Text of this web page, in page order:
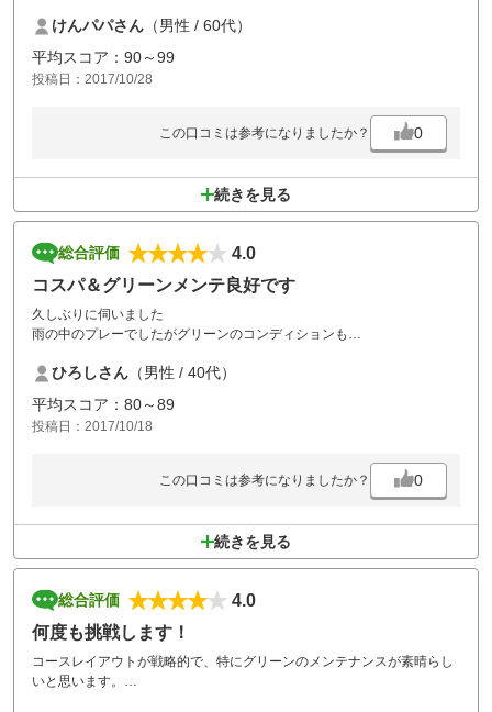
付き色が落ちません！すぐ落ちるものに変えた方が良いと思います。お
昼のカツ丼美味しかったです！
けんパパさん （男性 / 60代）
平均スコア：90～99
投稿日：2017/10/28
この口コミは参考になりましたか？ 0
続きを見る
総合評価
4.0
コスパ＆グリーンメンテ良好です
久しぶりに伺いました
雨の中のプレーでしたがグリーンのコンディションも
コスパ、スタッフの対応も共に良好でした
また伺います
ひろしさん （男性 / 40代）
平均スコア：80～89
投稿日：2017/10/18
この口コミは参考になりましたか？ 0
続きを見る
総合評価
4.0
何度も挑戦します！
コースレイアウトが戦略的で、特にグリーンのメンテナンスが素晴らし
いと思います。